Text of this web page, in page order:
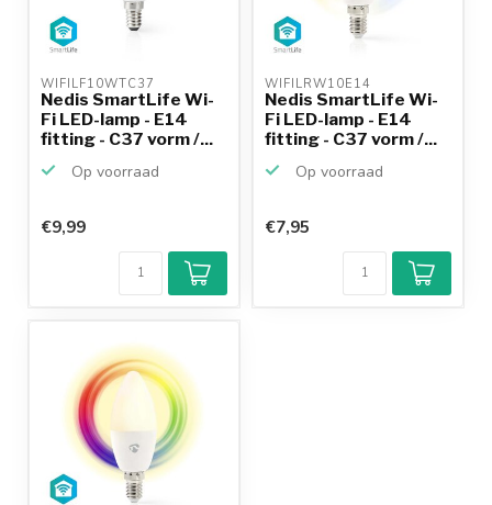
WIFILF10WTC37
Nedis SmartLife Wi-
Fi LED-lamp - E14
fitting - C37 vorm /...
Op voorraad
€9,99
WIFILRW10E14
Nedis SmartLife Wi-
Fi LED-lamp - E14
fitting - C37 vorm /...
Op voorraad
€7,95